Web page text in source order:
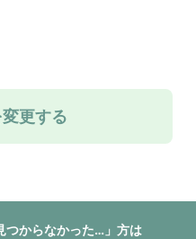
更する
つからなかった…」方は